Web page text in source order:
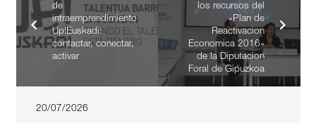
de
intraemprendimiento
Up!Euskadi:
contactar, conectar,
activar
los recursos del
«Plan de
Reactivacion
Economica 2016»
de la Diputacion
Foral de Gipuzkoa
20/07/2026